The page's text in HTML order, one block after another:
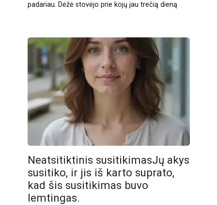
padariau. Dėžė stovėjo prie kojų jau trečią dieną
Neatsitiktinis susitikimasJų akys
susitiko, ir jis iš karto suprato,
kad šis susitikimas buvo
lemtingas.